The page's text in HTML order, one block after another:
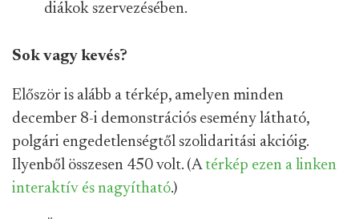
diákok szervezésében.
Sok vagy kevés?
Először is alább a térkép, amelyen minden
december 8-i demonstrációs esemény látható,
polgári engedetlenségtől szolidaritási akcióig.
Ilyenből összesen 450 volt. (A térkép ezen a linken
interaktív és nagyítható.)